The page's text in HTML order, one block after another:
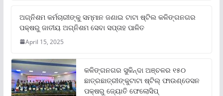
ଅଗ୍ନିଶମ କର୍ମଚାରୀଙ୍କୁ ସମ୍ମାନ ଜଣାଇ ଟାଟା ଷ୍ଟିଲ କଳିଙ୍ଗନଗର
ପକ୍ଷରୁ ଜାତୀୟ ଅଗ୍ନିଶମ ସେବା ସପ୍ତାହ ପାଳିତ
April 15, 2025
କଳିଙ୍ଗନଗର ସୁକିନ୍ଦା ଅଞ୍ଚଳର ୧୫୦
ଛାତ୍ରଛାତ୍ରୀଙ୍କୁଟାଟା ଷ୍ଟିଲ୍ ଫାଉଣ୍ଡେସନ
ପକ୍ଷରୁ ଜ୍ୟୋତି ଫେଲୋସିପ୍‌